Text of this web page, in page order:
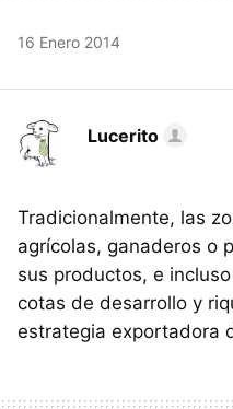
16 Enero 2014
Lucerito
Tradicionalmente, las
agrícolas, ganaderos o
sus productos, e
cotas de desarrollo y
estrategia exportadora